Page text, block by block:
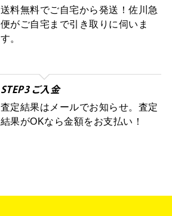
送料無料でご自宅から発送！佐川急
便がご自宅まで引き取りに伺いま
す。
STEP3 ご入金
査定結果はメールでお知らせ。査定
結果がOKなら金額をお支払い！